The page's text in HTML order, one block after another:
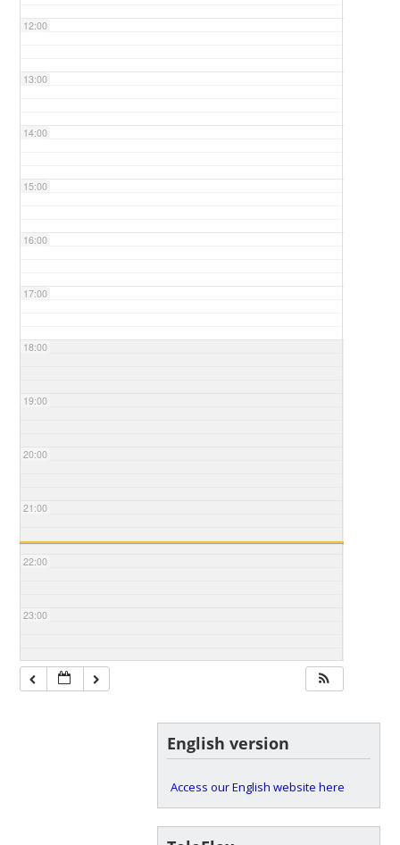
12:00
13:00
14:00
15:00
16:00
17:00
18:00
19:00
20:00
21:00
22:00
23:00
English version
Access our English website here